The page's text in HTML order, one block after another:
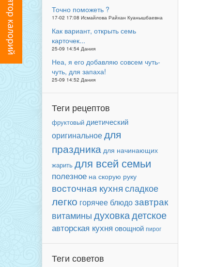
Точно поможеть ?
17-02 17:08 Исмайлова Райхан Куанышбаевна
Как вариант, открыть семь
карточек...
25-09 14:54 Дания
Неа, я его добавляю совсем чуть-
чуть, для запаха!
25-09 14:52 Дания
Теги рецептов
фруктовый диетический
оригинальноедля
праздника для начинающих
жарить для всей семьи
полезное на скорую руку
восточная кухнясладкое
легко горячее блюдозавтрак
витамины духовкадетское
авторская кухня овощной пирог
Теги советов